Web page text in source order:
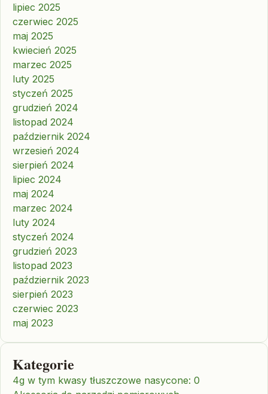
lipiec 2025
czerwiec 2025
maj 2025
kwiecień 2025
marzec 2025
luty 2025
styczeń 2025
grudzień 2024
listopad 2024
październik 2024
wrzesień 2024
sierpień 2024
lipiec 2024
maj 2024
marzec 2024
luty 2024
styczeń 2024
grudzień 2023
listopad 2023
październik 2023
sierpień 2023
czerwiec 2023
maj 2023
Kategorie
4g w tym kwasy tłuszczowe nasycone: 0